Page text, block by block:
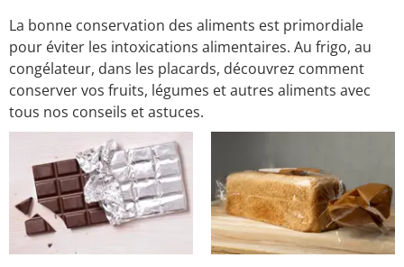
La bonne conservation des aliments est primordiale
pour éviter les intoxications alimentaires. Au frigo, au
congélateur, dans les placards, découvrez comment
conserver vos fruits, légumes et autres aliments avec
tous nos conseils et astuces.